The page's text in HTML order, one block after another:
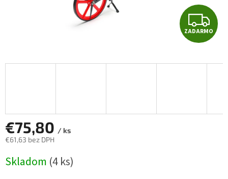
Z
A
D
ZADARMO
€75,80 / ks
€61,63 bez DPH
cena:
Skladom (4 ks)